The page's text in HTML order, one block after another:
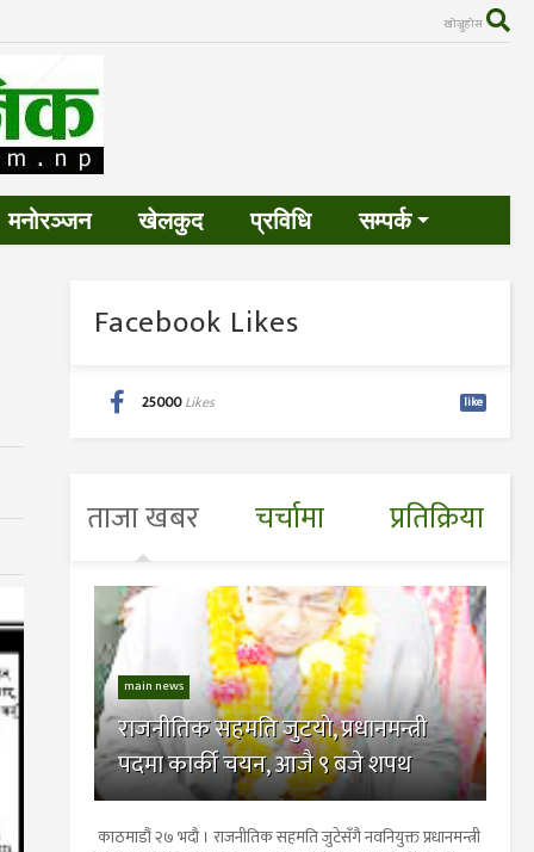
खोज्नुहोस
मनोरञ्जन खेलकुद प्रविधि सम्पर्क
Facebook Likes
25000 Likes like
ताजा खबर चर्चामा प्रतिक्रिया
main news
राजनीतिक सहमति जुटयाे, प्रधानमन्त्री
पदमा कार्की चयन, आजै ९ बजे शपथ
काठमाडौं २७ भदौ । राजनीतिक सहमति जुटेसँगै नवनियुक्त प्रधानमन्त्री